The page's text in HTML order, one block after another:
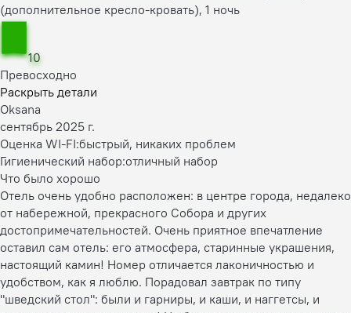
(дополнительное кресло-кровать), 1 ночь
10
Превосходно
Раскрыть детали
Oksana
сентябрь 2025 г.
Оценка WI-FI:быстрый, никаких проблем
Гигиенический набор:отличный набор
Что было хорошо
Отель очень удобно расположен: в центре города, недалеко
от набережной, прекрасного Собора и других
достопримечательностей. Очень приятное впечатление
оставил сам отель: его атмосфера, старинные украшения,
настоящий камин! Номер отличается лаконичностью и
удобством, как я люблю. Порадовал завтрак по типу
"шведский стол": были и гарниры, и каши, и наггетсы, и